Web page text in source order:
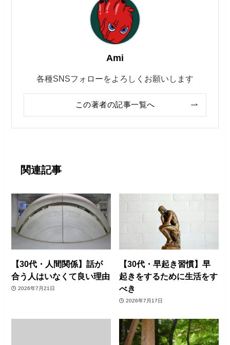
Ami
各種SNSフォローをよろしくお願いします
この著者の記事一覧へ
関連記事
【30代・人間関係】話が
合う人はいなくて良い理由
2026年7月21日
【30代・早起き習慣】早
起きをするために生活をす
べき
2026年7月17日